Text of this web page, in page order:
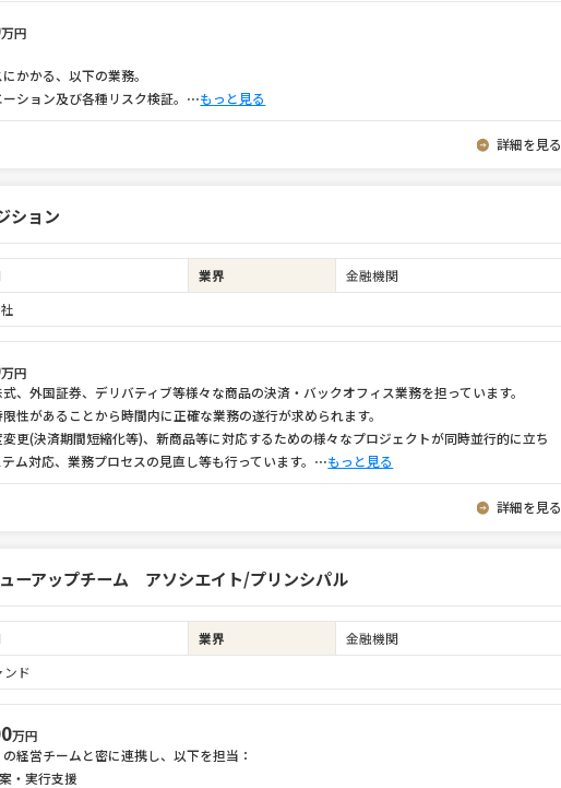
万円
かかる、以下の業務。
ション及び各種リスク検証。 ⋯もっと見る
詳細を見る
ション
業界
金融機関
万円
、外国証券、デリバティブ等様々な商品の決済・バックオフィス業務を担っています。
性があることから時間内に正確な業務の遂行が求められます。
更(決済期間短縮化等)、新商品等に対応するための様々なプロジェクトが同時並行的に立ち
ム対応、業務プロセスの見直し等も行っています。 ⋯もっと見る
詳細を見る
ーアップチーム アソシエイト/プリンシパル
業界
金融機関
ンド
万円
経営チームと密に連携し、以下を担当：
・実行支援